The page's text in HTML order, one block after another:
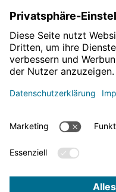
Projekte &
Informationen &
Geoinformation
Datenschutz